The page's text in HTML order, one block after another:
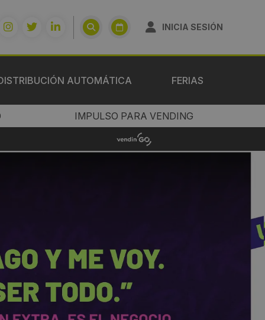
INICIA SESIÓN
AUTOMÁTICA FERIAS
IMPULSO PARA VENDING